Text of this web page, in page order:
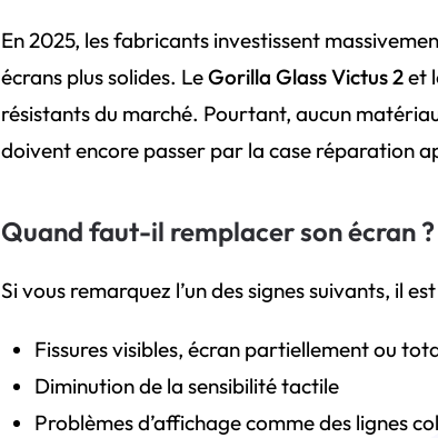
En 2025, les fabricants investissent
écrans plus solides. LeGorilla Glass Victus 2et
résistants du marché. Pourtant, aucun
doivent encore passer par la case réparation
Quand faut-il remplacer son écran ?
Si vous remarquez l’un des signes suivants, il
Fissures visibles, écran partiellement ou
Diminution de la sensibilité tactile
Problèmes d’affichage comme des lignes